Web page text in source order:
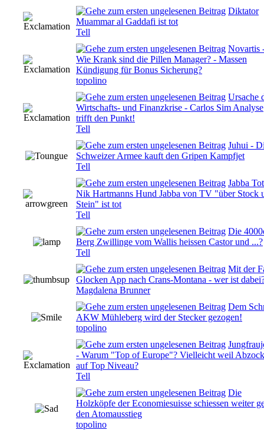
Diktator
Muammar al Gaddafi ist tot
Tell
0 Bewertung(en) - 0 von 5 durchschnittlich
Novartis
Wie Krank sind die Pillen Manager? - Massen
Kündigung für Bonus Sicherung?
topolino
0 Bewertung(en) - 0 von 5 durchschnittlich
Ursache
Wirtschafts- und Finanzkrise - Carlos Sim Analyse
trifft den Punkt!
Tell
0 Bewertung(en) - 0 von 5 durchschnittlich
Juhui -
Schweizer Armee kauft den Gripen Kampfjet
Tell
0 Bewertung(en) - 0 von 5 durchschnittlich
Jabba
Nik Hartmanns Hund Jabba von TV "über Stock
Stein" ist tot
Tell
0 Bewertung(en) - 0 von 5 durchschnittlich
Die
Berg Zwillinge vom Wallis heissen Castor und ...?
Tell
0 Bewertung(en) - 0 von 5 durchschnittlich
Mit der
Glocken App nach Crans-Montana - wer ist
Magdalena Brunner
0 Bewertung(en) - 0 von 5 durchschnittlich
Dem
AKW Mühleberg wird der Stecker gezogen!
topolino
0 Bewertung(en) - 0 von 5 durchschnittlich
- Warum "Top of Europe"? Vielleicht weil
auf Top Niveau?
Tell
0 Bewertung(en) - 0 von 5 durchschnittlich
Die
Holzköpfe der Economiesuisse schiessen weiter
den Atomausstieg
topolino
0 Bewertung(en) - 0 von 5 durchschnittlich